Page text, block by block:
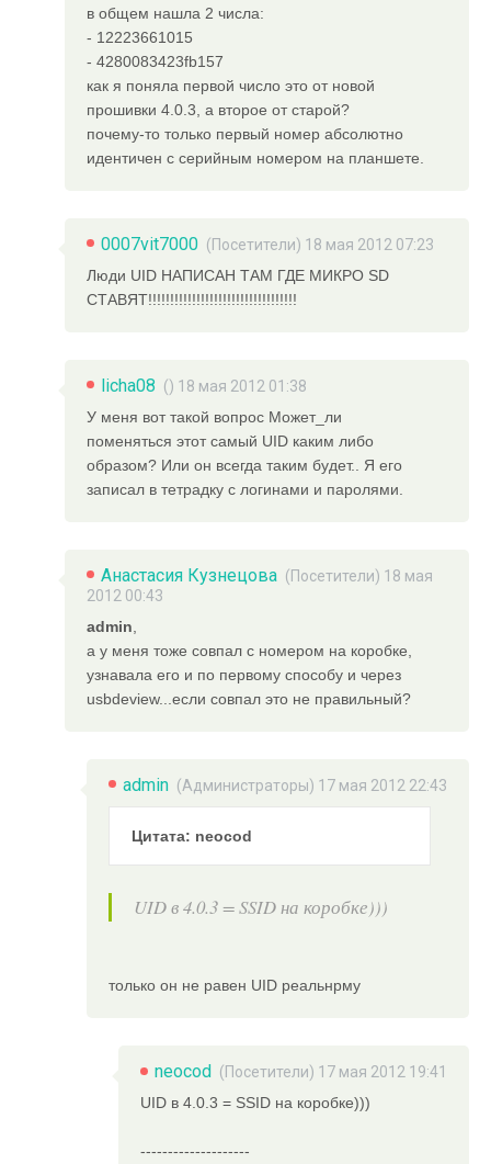
в общем нашла 2 числа:
- 12223661015
- 4280083423fb157
как я поняла первой число это от новой
прошивки 4.0.3, а второе от старой?
почему-то только первый номер абсолютно
идентичен с серийным номером на планшете.
0007vit7000 (Посетители) 18 мая 2012 07:23
Люди UID НАПИСАН ТАМ ГДЕ МИКРО SD
СТАВЯТ!!!!!!!!!!!!!!!!!!!!!!!!!!!!!!!!!!
licha08 () 18 мая 2012 01:38
У меня вот такой вопрос Может_ли
поменяться этот самый UID каким либо
образом? Или он всегда таким будет.. Я его
записал в тетрадку с логинами и паролями.
Анастасия Кузнецова (Посетители) 18 мая
2012 00:43
admin
а у меня тоже совпал с номером на коробке,
узнавала его и по первому способу и через
usbdeview...если совпал это не правильный?
admin (Администраторы) 17 мая 2012 22:43
Цитата: neocod
UID в 4.0.3 = SSID на коробке)))
только он не равен UID реальнрму
neocod (Посетители) 17 мая 2012 19:41
UID в 4.0.3 = SSID на коробке)))
--------------------